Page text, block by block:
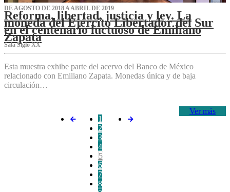
DE AGOSTO DE 2018 A ABRIL DE 2019
Reforma, libertad, justicia y ley. La
moneda del Ejército Libertador del Sur
en el centenario luctuoso de Emiliano
Zapata
Sala Siglo XX
Esta muestra exhibe parte del acervo del Banco de México
relacionado con Emiliano Zapata. Monedas única y de baja
circulación…
Ver más
1
2
3
4
5
6
7
8